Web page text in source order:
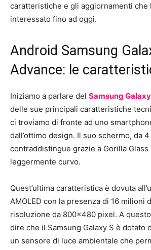
caratteristiche e gli aggiornamenti che
interessato fino ad oggi.
Android Samsung
Advance: le
Iniziamo a parlare del Samsung Galaxy
delle sue principali caratteristiche
ci troviamo di fronte ad uno
dall’ottimo design. Il suo schermo, da
contraddistingue grazie a Gorilla Glass
leggermente curvo.
Quest’ultima caratteristica è dovuta
AMOLED con la presenza di 16 milioni
risoluzione da 800×480 pixel. A
dire che il Samsung Galaxy S è dotato
un sensore di luce ambientale che